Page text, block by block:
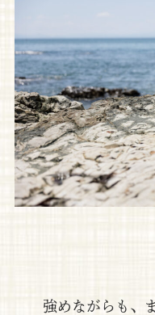
強めながらも、